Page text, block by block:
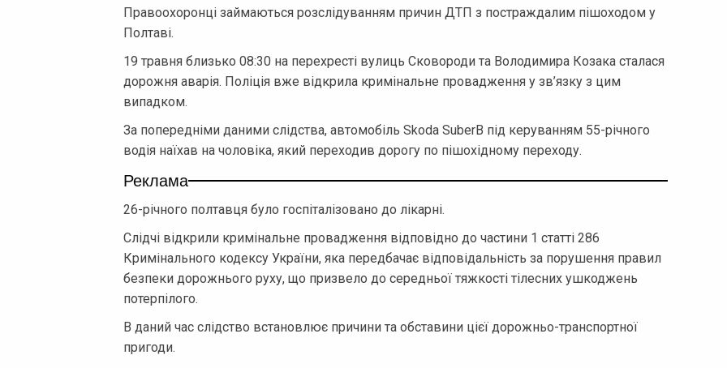
Правоохоронці займаються розслідуванням причин ДТП з постраждалим пішоходом у
Полтаві.
19 травня близько 08:30 на перехресті вулиць Сковороди та Володимира Козака сталася
дорожня аварія. Поліція вже відкрила кримінальне провадження у зв’язку з цим
випадком.
За попередніми даними слідства, автомобіль Skoda SuberB під керуванням 55-річного
водія наїхав на чоловіка, який переходив дорогу по пішохідному переходу.
Реклама
26-річного полтавця було госпіталізовано до лікарні.
Слідчі відкрили кримінальне провадження відповідно до частини 1 статті 286
Кримінального кодексу України, яка передбачає відповідальність за порушення правил
безпеки дорожнього руху, що призвело до середньої тяжкості тілесних ушкоджень
потерпілого.
В даний час слідство встановлює причини та обставини цієї дорожньо-транспортної
пригоди.